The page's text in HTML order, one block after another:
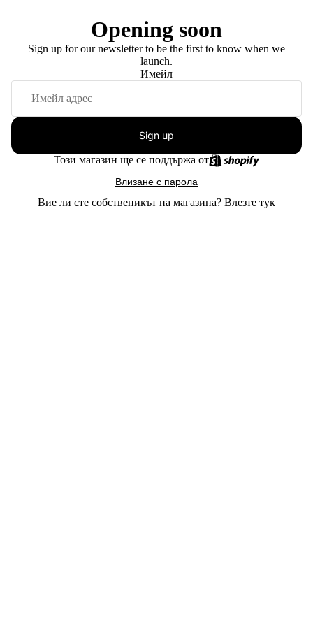
Opening soon
Sign up for our newsletter to be the first to know when we
launch.
Имейл
Sign up
Този магазин ще се поддържа от
Влизане с парола
Вие ли сте собственикът на магазина? Влезте тук